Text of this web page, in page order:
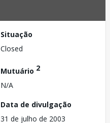
Situação
Closed
Mutuário 2
N/A
Data de divulgação
31 de julho de 2003